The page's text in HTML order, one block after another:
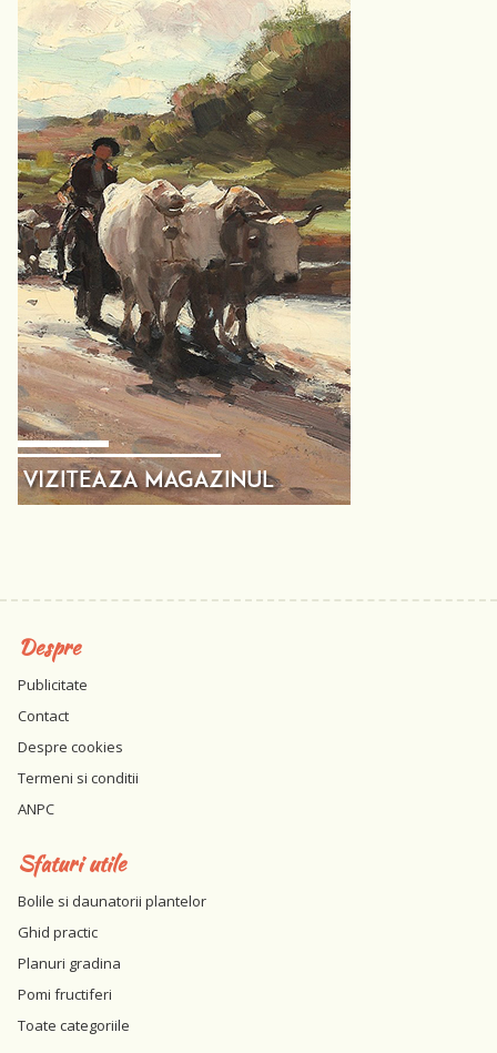
Despre
Publicitate
Contact
Despre cookies
Termeni si conditii
ANPC
Sfaturi utile
Bolile si daunatorii plantelor
Ghid practic
Planuri gradina
Pomi fructiferi
Toate categoriile